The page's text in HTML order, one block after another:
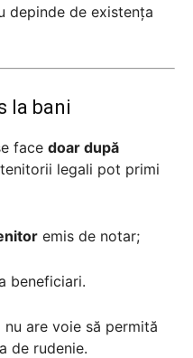
depinde de existența
la bani
face doar după
legali pot primi
emis de notar;
beneficiari.
are voie să permită
de rudenie.